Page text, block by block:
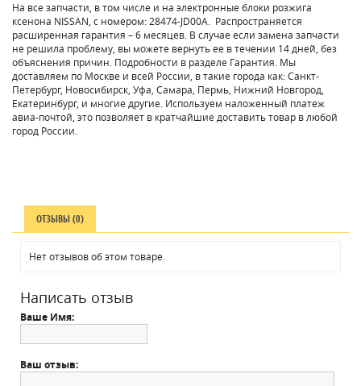
На все запчасти, в том числе и на электронные блоки розжига
ксенона NISSAN, с номером: 28474-JD00A. Распространяется
расширенная гарантия – 6 месяцев. В случае если замена запчасти
не решила проблему, вы можете вернуть ее в течении 14 дней, без
объяснения причин. Подробности в разделе Гарантия. Мы
доставляем по Москве и всей России, в такие города как: Санкт-
Петербург, Новосибирск, Уфа, Самара, Пермь, Нижний Новгород,
Екатеринбург, и многие другие. Используем наложенный платеж
авиа-почтой, это позволяет в кратчайшие доставить товар в любой
город России.
ОТЗЫВЫ (0)
Нет отзывов об этом товаре.
Написать отзыв
Ваше Имя:
Ваш отзыв: